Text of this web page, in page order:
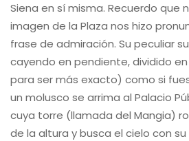
Siena en sí misma. Recuerdo que
imagen de la Plaza nos hizo
frase de admiración. Su peculiar
cayendo en pendiente, dividido
para ser más exacto) como si
un molusco se arrima al Palacio
cuya torre (llamada del Mangia)
de la altura y busca el cielo con